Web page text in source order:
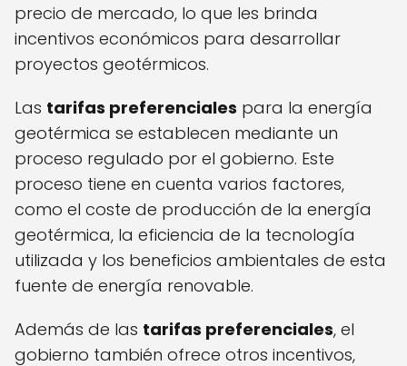
precio de mercado, lo que les brinda
incentivos económicos para desarrollar
proyectos geotérmicos.
Las tarifas preferenciales para la energía
geotérmica se establecen mediante un
proceso regulado por el gobierno. Este
proceso tiene en cuenta varios factores,
como el coste de producción de la energía
geotérmica, la eficiencia de la tecnología
utilizada y los beneficios ambientales de esta
fuente de energía renovable.
Además de las tarifas preferenciales, el
gobierno también ofrece otros incentivos,